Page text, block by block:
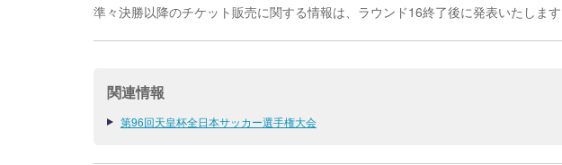
準々決勝以降のチケット販売に関する情報は、ラウンド16終了後に発表いたします
関連情報
第96回天皇杯全日本サッカー選手権大会